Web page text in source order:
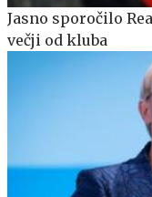
Jasno sporočilo
večji od kluba